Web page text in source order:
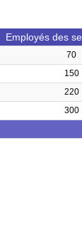
Employés des
70
150
220
300